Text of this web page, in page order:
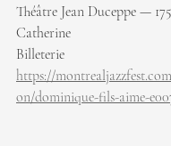
Théâtre Jean Duceppe —
Catherine
Billeterie
https://
on/dominique-fils-aime-